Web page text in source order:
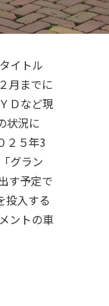
イトル
月までに
Ｄなど現
状況に
２５年3
グラン
す予定で
投入する
ントの車